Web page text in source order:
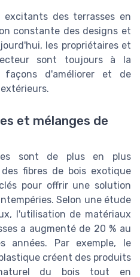
excitants des terrasses en
constante des designs et
les propriétaires et
sont toujours à la
façons d'améliorer et de
et mélanges de
sont de plus en plus
fibres de bois exotique
pour offrir une solution
Selon une étude
l'utilisation de matériaux
a augmenté de 20 % au
années. Par exemple, le
créent des produits
du bois tout en